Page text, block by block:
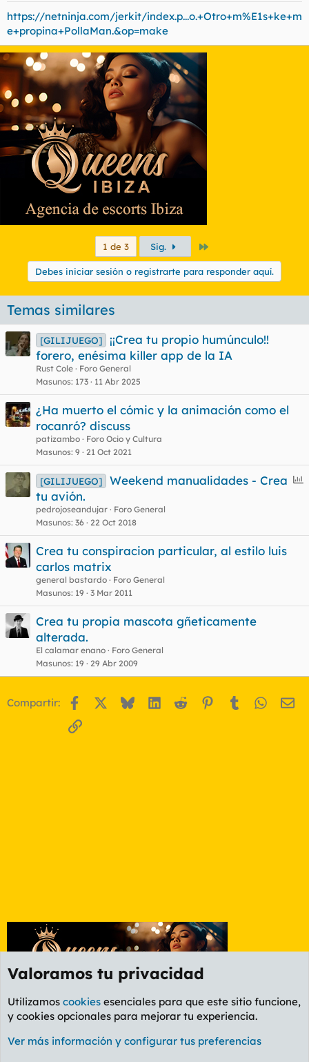
https://netninja.com/jerkit/index.p...o.+Otro+m%E1s+ke+m
e+propina+PollaMan.&op=make
1 de 3 Sig.
Debes iniciar sesión o registrarte para responder aquí.
Temas similares
[GILIJUEGO]
¡¡Crea tu propio humúnculo!!
forero, enésima killer app de la IA
Rust Cole
Foro General
Masunos 173 11 Abr 2025
¿Ha muerto el cómic y la animación como el
rocanró? discuss
patizambo
Foro Ocio y Cultura
Masunos 9 21 Oct 2021
E
e
[GILIJUEGO]
Weekend manualidades - Crea
tu avión.
pedrojoseandujar
Foro General
Masunos 36 22 Oct 2018
Crea tu conspiracion particular, al estilo luis
carlos matrix
general bastardo
Foro General
Masunos 19 3 Mar 2011
Crea tu propia mascota gñeticamente
alterada.
El calamar enano
Foro General
Masunos 19 29 Abr 2009
Compartir: Facebook BlueskyLinkedIn
Reddit Pinterest
Tumblr
Enlace
Foro General
Cookies
PL OLDSTYLE AMARILLO
Valoramos tu privacidad
Utilizamos cookies esenciales para que este sitio funcione,
y cookies opcionales para mejorar tu experiencia.
Ver más información y configurar tus preferencias